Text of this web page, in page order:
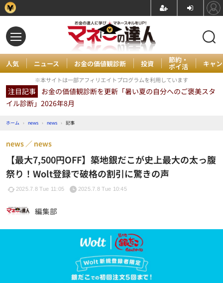
人気 ニュース お金の価値観診断 投資 節約・
ポイ活 キャ
※本サイトは一部アフィリエイトプログラムを利用しています
注目記事 お金の価値観診断を更新「暑い夏の自分へのご褒美スタ
イル診断」2026年8月
ホーム › news › news › 記事
【最大7,500円OFF】築地銀だこが史上最大の太っ腹
祭り！Wolt登録で破格の割引に驚きの声
news news
2025.7.8 Tue 11:05 2025.7.8 Tue 10:45
編集部